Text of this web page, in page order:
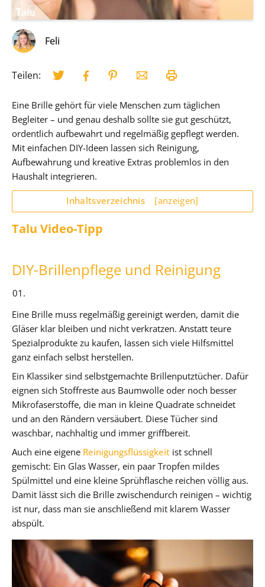
Feli
Teilen:
Eine Brille gehört für viele Menschen zum täglichen
Begleiter – und genau deshalb sollte sie gut geschützt,
ordentlich aufbewahrt und regelmäßig gepflegt werden.
Mit einfachen DIY-Ideen lassen sich Reinigung,
Aufbewahrung und kreative Extras problemlos in den
Haushalt integrieren.
Inhaltsverzeichnis [anzeigen]
Talu Video-Tipp
DIY-Brillenpflege und Reinigung
Eine Brille muss regelmäßig gereinigt werden, damit die
Gläser klar bleiben und nicht verkratzen. Anstatt teure
Spezialprodukte zu kaufen, lassen sich viele Hilfsmittel
ganz einfach selbst herstellen.
Ein Klassiker sind selbstgemachte Brillenputztücher. Dafür
eignen sich Stoffreste aus Baumwolle oder noch besser
Mikrofaserstoffe, die man in kleine Quadrate schneidet
und an den Rändern versäubert. Diese Tücher sind
waschbar, nachhaltig und immer griffbereit.
Auch eine eigene Reinigungsflüssigkeit ist schnell
gemischt: Ein Glas Wasser, ein paar Tropfen mildes
Spülmittel und eine kleine Sprühflasche reichen völlig aus.
Damit lässt sich die Brille zwischendurch reinigen – wichtig
ist nur, dass man sie anschließend mit klarem Wasser
abspült.